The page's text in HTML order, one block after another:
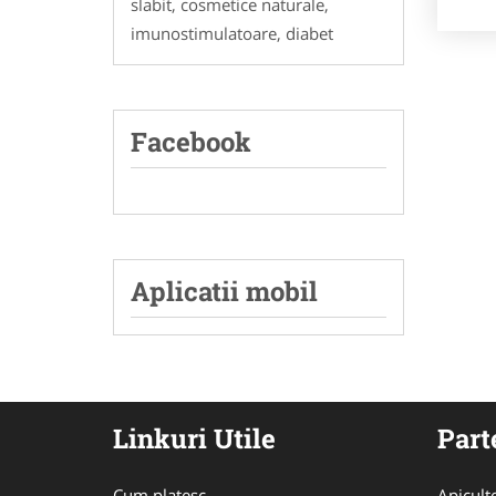
imunostimulatoare, diabet
Facebook
Aplicatii mobil
Linkuri Utile